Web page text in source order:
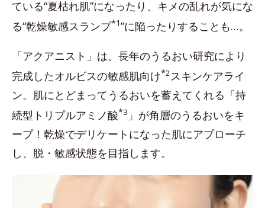
ている“夏枯れ肌”になったり、キメの乱れが気にな
る“乾燥敏感スランプ*1”に陥ったりすることも…。
「アクアニスト」は、長年のうるおい研究により
完成したオルビスの敏感肌向け*2スキンケアライ
ン。肌にとどまってうるおいを蓄えてくれる「持
続型トリプルアミノ酸*3 」が角層のうるおいをキ
ープ！乾燥でデリケートになった肌にアプローチ
し、脱・敏感状態を目指します。